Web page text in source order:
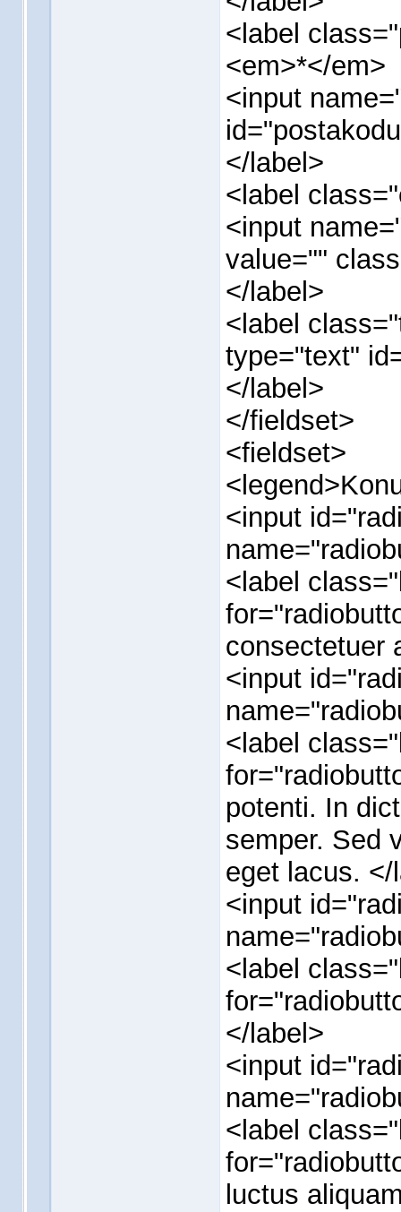
<label
<em>*</em>
<input
</label>
<label
<input
value=""
</label>
<label
type="text"
</label>
</fieldset>
<fieldset>
<input
<label
consectetuer
<input
<label
potenti. In
semper. Sed
eget lacus. </
<input
<label
</label>
<input
<label
luctus